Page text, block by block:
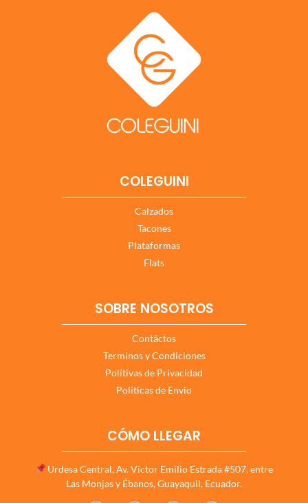
COLEGUINI
Calzados
Tacones
Plataformas
Flats
SOBRE NOSOTROS
Contáctos
Terminos y Condiciones
Polítivas de Privacidad
Políticas de Envío
CÓMO LLEGAR
Urdesa Central, Av. Victor Emilio Estrada #507, entre
Las Monjas y Ébanos, Guayaquil, Ecuador.